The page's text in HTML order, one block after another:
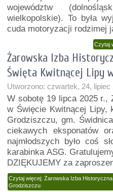
województw
wielkopolskie). To była
cuda motoryzacji rodzimej
Czytaj
Żarowska Izba
Święta Kwitnącej Lipy
Utworzono: czwartek, 24, lipiec
W sobotę 19 lipca 2025 r.,
w Święcie Kwitnącej Lipy,
Grodziszczu, gm.
ciekawych eksponatów
najmłodszych było coś
karabinka ASG.
DZIĘKUJEMY za
Czytaj więcej: Żarowska Izba
Grodziszczu